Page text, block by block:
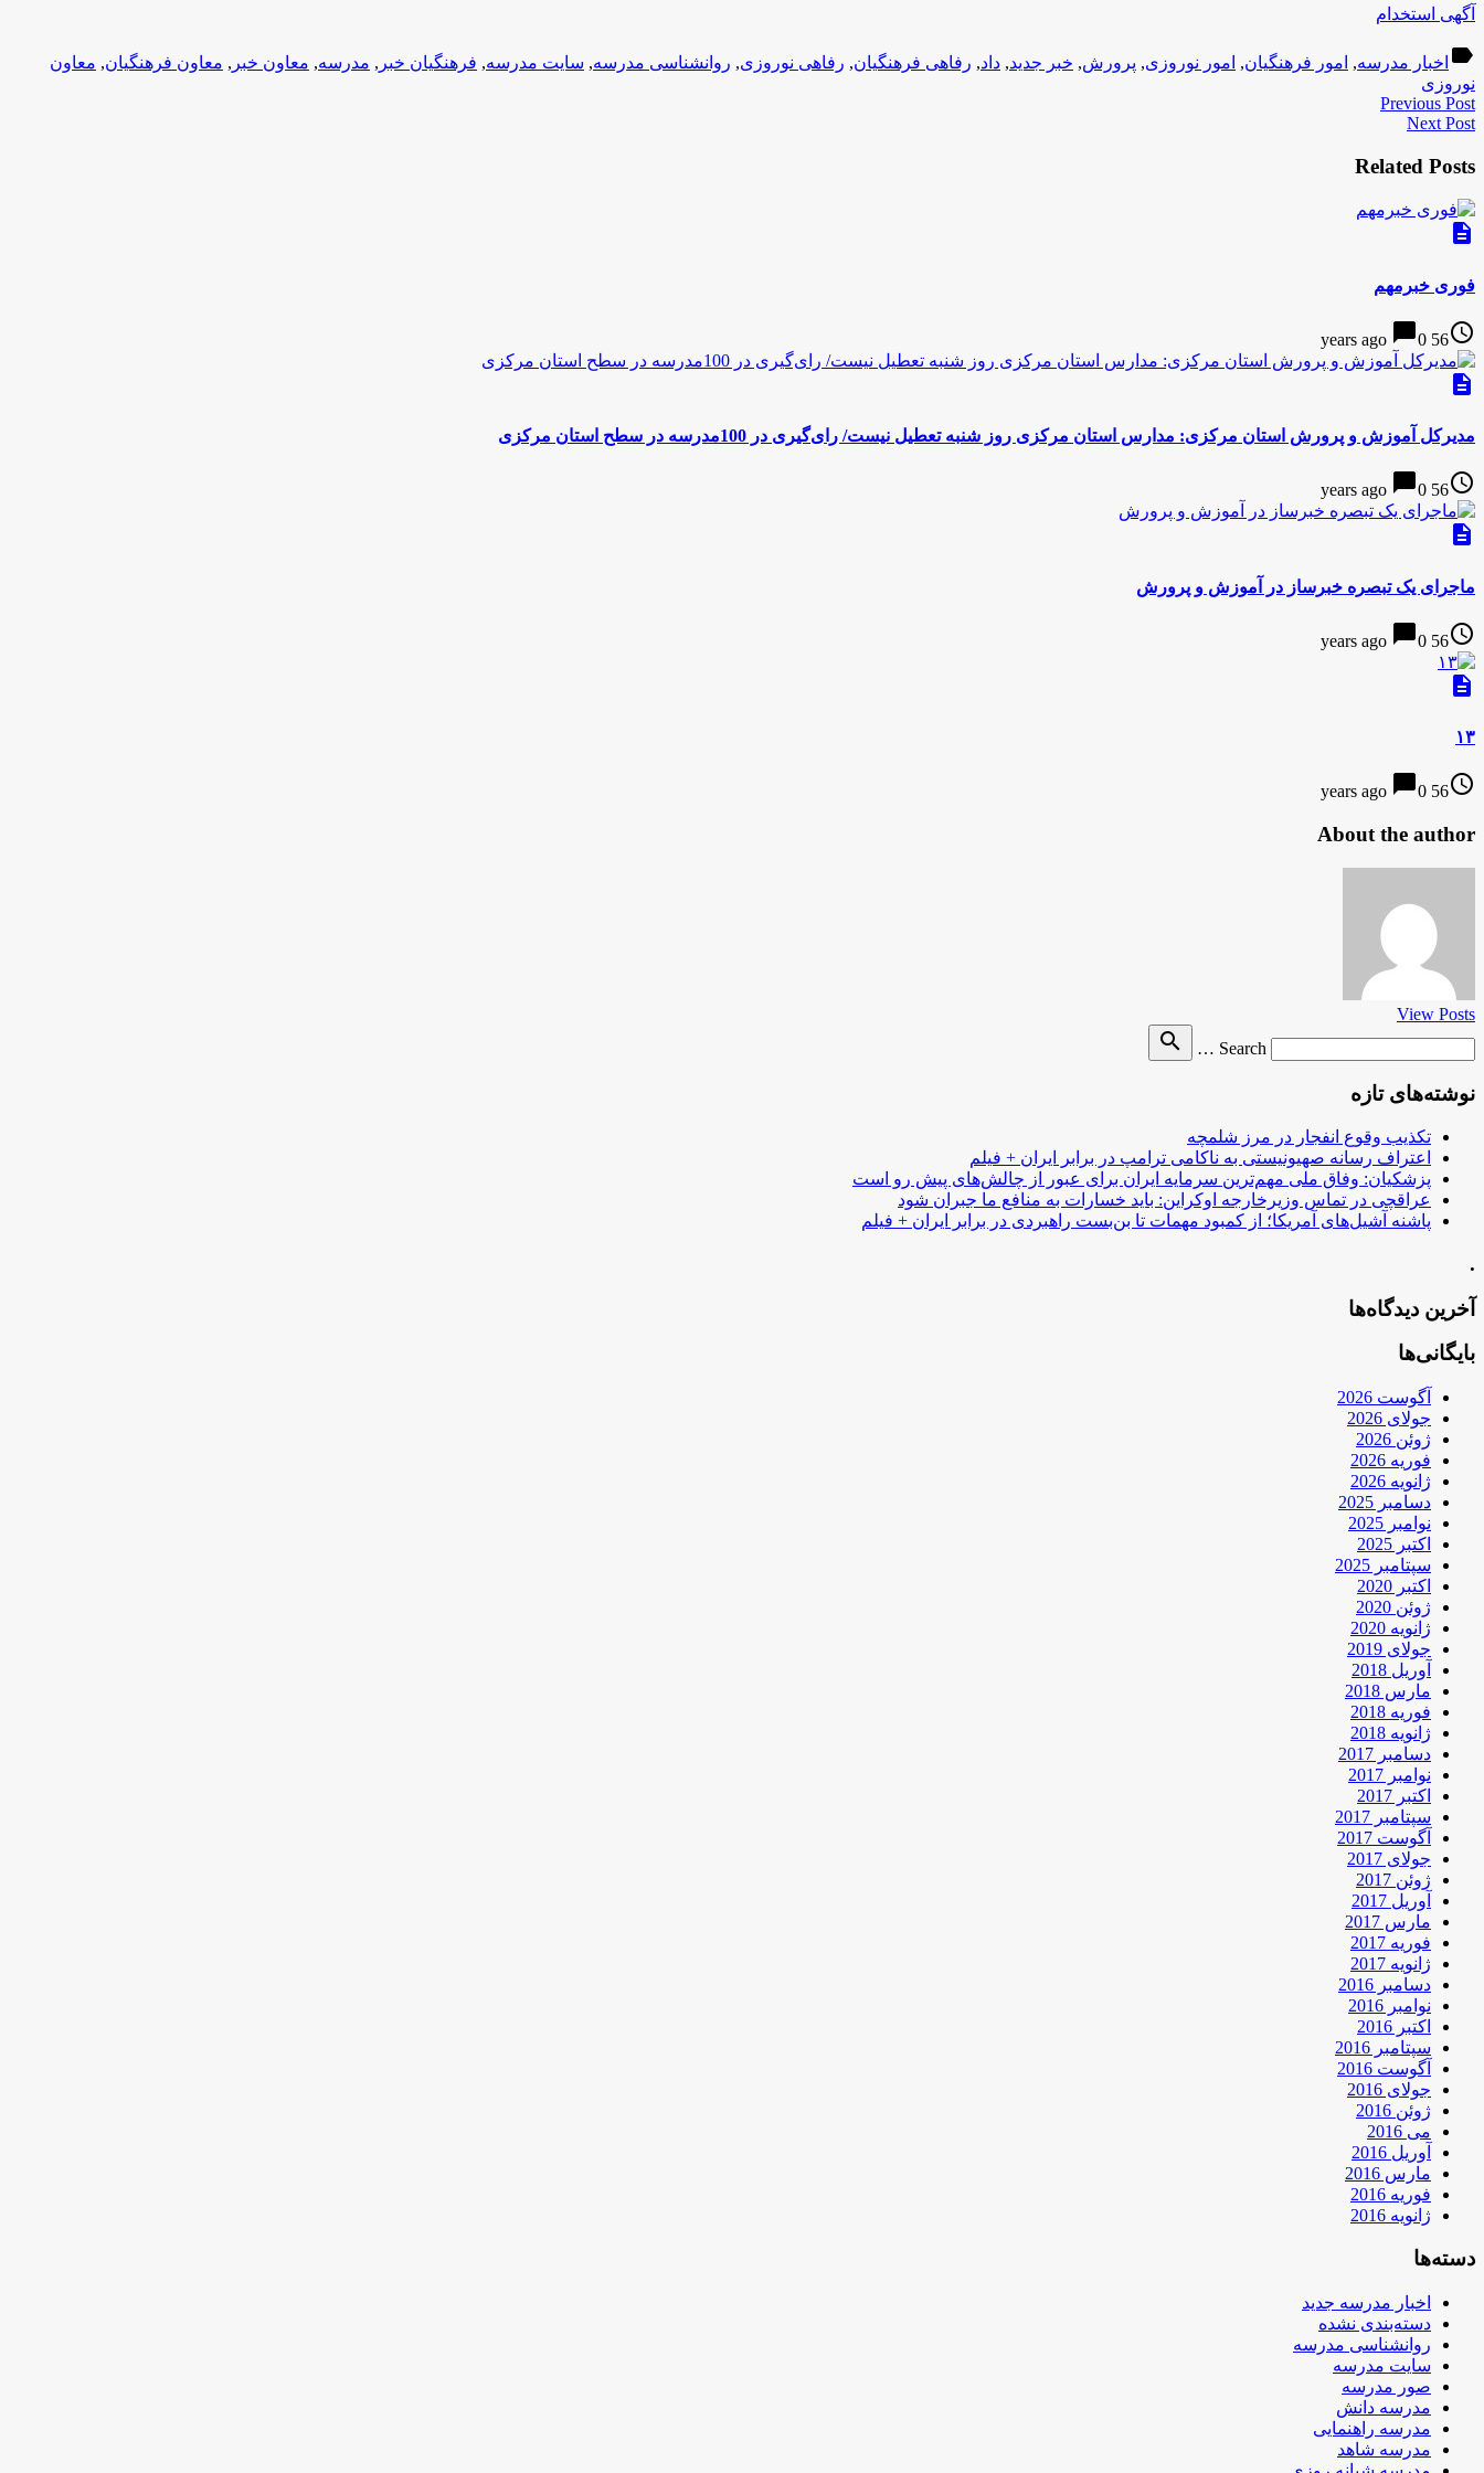
آگهی استخدام
label اخبار مدرسه, امور فرهنگیان, امور نوروزی, پرورش, خبر جدید, داد, رفاهی فرهنگیان, رفاهی نوروزی, روانشناسی مدرسه, سایت مدرسه, فرهنگیان خبر , مدرسه, معاون خبر , معاون فرهنگیان, معاون
نوروزی
Previous Post
Next Post
Related Posts
description
فوری خبرمهم
access_time
56 years ago
chat_bubble0
description
مدیرکل آموزش و پرورش استان‌ مرکزی: مدارس استان مرکزی روز شنبه تعطیل نیست/ رای‌گیری در 100مدرسه در سطح استان مرکزی
access_time
56 years ago
chat_bubble0
description
ماجرای یک تبصره خبرساز در آموزش و پرورش
access_time
56 years ago
chat_bubble0
description
۱۳
access_time
56 years ago
chat_bubble0
About the author
View Posts
Search …
search
نوشته‌های تازه
تکذیب وقوع انفجار در مرز شلمچه
اعتراف رسانه صهیونیستی به ناکامی ترامپ در برابر ایران + فیلم
پزشکیان: وفاق ملی مهم‌ترین سرمایه ایران برای عبور از چالش‌های پیش رو است
عراقچی در تماس وزیرخارجه اوکراین: باید خسارات به منافع ما جبران شود
پاشنه آشیل‌های آمریکا؛ از کمبود مهمات تا بن‌بست راهبردی در برابر ایران + فیلم
.
آخرین دیدگاه‌ها
بایگانی‌ها
آگوست 2026
جولای 2026
ژوئن 2026
فوریه 2026
ژانویه 2026
دسامبر 2025
نوامبر 2025
اکتبر 2025
سپتامبر 2025
اکتبر 2020
ژوئن 2020
ژانویه 2020
جولای 2019
آوریل 2018
مارس 2018
فوریه 2018
ژانویه 2018
دسامبر 2017
نوامبر 2017
اکتبر 2017
سپتامبر 2017
آگوست 2017
جولای 2017
ژوئن 2017
آوریل 2017
مارس 2017
فوریه 2017
ژانویه 2017
دسامبر 2016
نوامبر 2016
اکتبر 2016
سپتامبر 2016
آگوست 2016
جولای 2016
ژوئن 2016
می 2016
آوریل 2016
مارس 2016
فوریه 2016
ژانویه 2016
دسته‌ها
اخبار مدرسه جدید
دسته‌بندی نشده
روانشناسی مدرسه
سایت مدرسه
صور مدرسه
مدرسه دانش
مدرسه راهنمایی
مدرسه شاهد